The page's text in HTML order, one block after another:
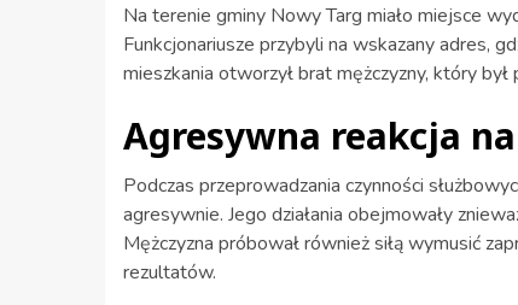
Na terenie gminy Nowy Targ miało miejsce
Funkcjonariusze przybyli na wskazany adres,
mieszkania otworzył brat mężczyzny, który
Agresywna reakcja
Podczas przeprowadzania czynności
agresywnie. Jego działania obejmowały
Mężczyzna próbował również siłą wymusić
rezultatów.